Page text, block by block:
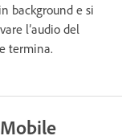
background e si
l’audio del
termina.